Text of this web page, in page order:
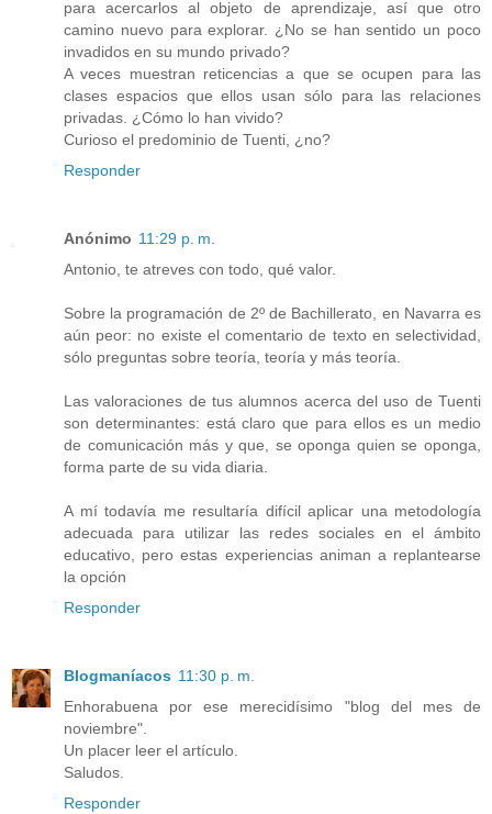
para acercarlos al objeto de aprendizaje, así que otro
camino nuevo para explorar. ¿No se han sentido un poco
invadidos en su mundo privado?
A veces muestran reticencias a que se ocupen para las
clases espacios que ellos usan sólo para las relaciones
privadas. ¿Cómo lo han vivido?
Curioso el predominio de Tuenti, ¿no?
Responder
Anónimo 11:29 p. m.
Antonio, te atreves con todo, qué valor.
Sobre la programación de 2º de Bachillerato, en Navarra es
aún peor: no existe el comentario de texto en selectividad,
sólo preguntas sobre teoría, teoría y más teoría.
Las valoraciones de tus alumnos acerca del uso de Tuenti
son determinantes: está claro que para ellos es un medio
de comunicación más y que, se oponga quien se oponga,
forma parte de su vida diaria.
A mí todavía me resultaría difícil aplicar una metodología
adecuada para utilizar las redes sociales en el ámbito
educativo, pero estas experiencias animan a replantearse
la opción
Responder
Blogmaníacos 11:30 p. m.
Enhorabuena por ese merecidísimo "blog del mes de
noviembre".
Un placer leer el artículo.
Saludos.
Responder